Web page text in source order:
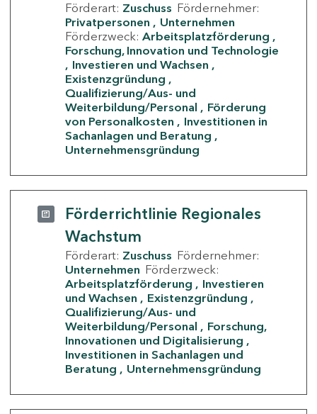
Förderart: Zuschuss Fördernehmer:
Privatpersonen
Unternehmen
Förderzweck: Arbeitsplatzförderung
Forschung, Innovation und Technologie
Investieren und Wachsen
Existenzgründung
Qualifizierung/Aus- und
Weiterbildung/Personal
Förderung
von Personalkosten
Investitionen in
Sachanlagen und Beratung
Unternehmensgründung
Förderrichtlinie Regionales
Wachstum
Förderart: Zuschuss Fördernehmer:
Unternehmen Förderzweck:
Arbeitsplatzförderung
Investieren
und Wachsen
Existenzgründung
Qualifizierung/Aus- und
Weiterbildung/Personal
Forschung,
Innovationen und Digitalisierung
Investitionen in Sachanlagen und
Beratung
Unternehmensgründung